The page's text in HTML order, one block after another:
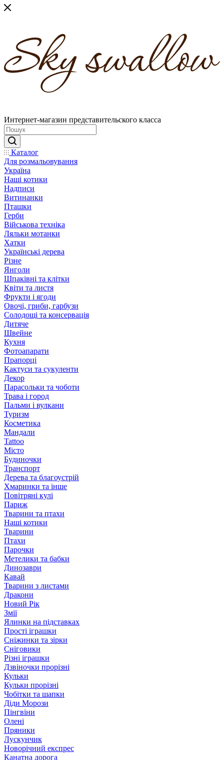
Интернет-магазин представительского класса
Каталог
Для розмальовування
Україна
Наші котики
Надписи
Витинанки
Пташки
Герби
Військова техніка
Ляльки мотанки
Хатки
Українські дерева
Різне
Янголи
Шпаківні та клітки
Квіти та листя
Фрукти і ягоди
Овочі, гриби, гарбузи
Солодощі та консервація
Дитяче
Швейне
Кухня
Фотоапарати
Прапорці
Кактуси та сукуленти
Декор
Парасольки та чоботи
Трава і город
Пальми і вулкани
Туризм
Косметика
Мандали
Tattoo
Місто
Будиночки
Транспорт
Дерева та благоустрій
Хмаринки та інше
Повітряні кулі
Париж
Тварини та птахи
Наші котики
Тварини
Птахи
Парочки
Метелики та бабки
Динозаври
Кавай
Тварини з листами
Дракони
Новий Рік
Змії
Ялинки на підставках
Прості іграшки
Сніжинки та зірки
Сніговики
Різні іграшки
Дзвіночки прорізні
Кульки
Кульки прорізні
Чобітки та шапки
Діди Морози
Пінгвіни
Олені
Пряники
Лускунчик
Новорічний експрес
Канатна дорога